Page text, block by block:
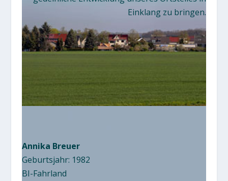
Einklang zu bringen.
Annika Breuer
Geburtsjahr: 1982
BI-Fahrland